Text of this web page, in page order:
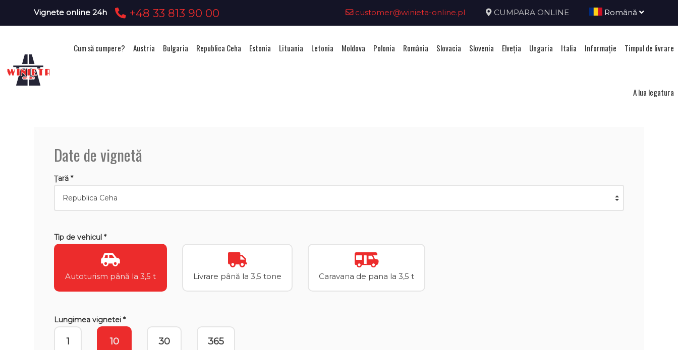
Vignete online 24h +48 33 813 90 00 customer@winieta-online.pl CUMPARA ONLINE Română
Cum să cumpere? Austria Bulgaria Republica Ceha Estonia Lituania Letonia Moldova Polonia România Slovacia Slovenia Elveţia Ungaria Italia Informație Timpul de livrare
A lua legatura
Date de vignetă
Țară *
Tip de vehicul *
Autoturism până la 3,5 t Livrare până la 3,5 tone Caravana de pana la 3,5 t
Lungimea vignetei *
1 10 30 365